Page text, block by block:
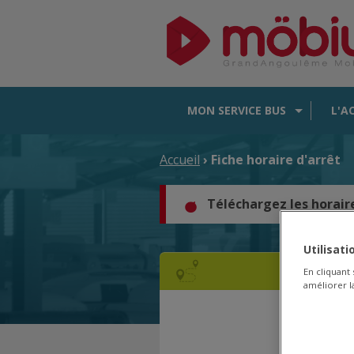
MON SERVICE BUS
Accueil › Fiche horaire d'arrêt
Téléchargez les
En
améliorer